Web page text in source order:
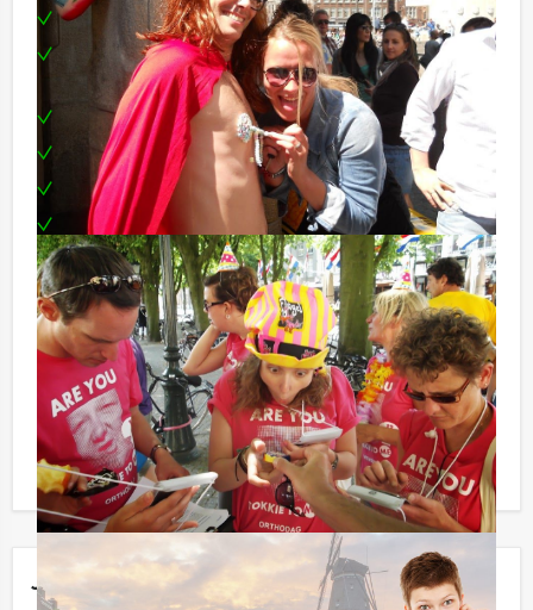
Jouw uitje
Enthousiaste begeleiding
1 drankje per persoon (bier, fris, huiswijn, koffie en
thee)
Tablet per team
Leuke prijs voor het winnende team
Filmpjes ontvangt u na afloop digitaal
Te boeken op uw gewenste dag en tijdstip!
We kunnen de opdrachten aanpassen aan de wensen
van de groep, van een beetje crazy tot héél crazy!
Reservering voor kleinere groepen:
Komt u niet aan het minimale aantal deelnemers voor
dit spelprogramma? Als u bereid bent voor het
minimale aantal te betalen, kunt u ook gewoon voor
minder personen boeken!